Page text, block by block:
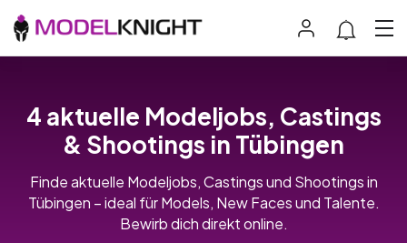
4 aktuelle Modeljobs, Castings
& Shootings in Tübingen
Finde aktuelle Modeljobs, Castings und Shootings in
Tübingen – ideal für Models, New Faces und Talente.
Bewirb dich direkt online.